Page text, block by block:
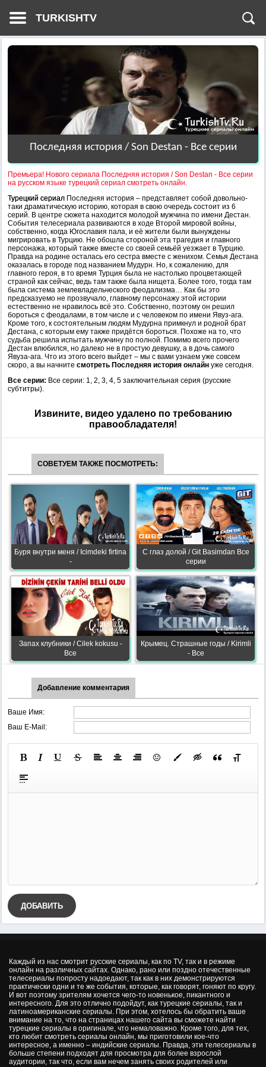
TURKISHTV
Последняя история / Son Destan - Все серии
Премьера! Нового cериала Последняя история / Son Destan - Все серии
на русском языке турецкий сериал смотреть онлайн.
Турецкий сериал Последняя история – представляет собой довольно-
таки драматическую историю, которая в свою очередь состоит из 6
серий. В центре сюжета находится молодой мужчина по имени Дестан.
События телесериала развиваются в ходе Второй мировой войны,
собственно, когда Югославия пала, и её жители были вынуждены
мигрировать в Турцию. Не обошла стороной эта трагедия и главного
персонажа, который также вместе со своей семьёй уезжает в Турцию.
Правда на родине осталась его сестра вместе с женихом. Семья Дестана
оказалась в городе под названием Мудурн. Но, к сожалению, для
главного героя, в то время Турция была не настолько процветающей
страной как сейчас, ведь там также была нищета. Более того, тогда там
была система землевладельческого феодализма… Как бы это
предсказуемо не прозвучало, главному персонажу этой истории
естественно не нравилось всё это. Собственно, поэтому он решил
бороться с феодалами, в том числе и с человеком по имени Явуз-ага.
Кроме того, к состоятельным людям Мудурна примкнул и родной брат
Дестана, с которым ему также придётся бороться. Похоже на то, что
судьба решила испытать мужчину по полной. Помимо всего прочего
Дестан влюбился, но далеко не в простую девушку, а в дочь самого
Явуза-ага. Что из этого всего выйдет – мы с вами узнаем уже совсем
скоро, а вы начните смотреть Последняя история онлайн уже сегодня.
Все серии: Все серии: 1, 2, 3, 4, 5 заключительная серия (русские
субтитры).
Извините, видео удалено по требованию
правообладателя!
СОВЕТУЕМ ТАКЖЕ ПОСМОТРЕТЬ:
Буря внутри меня / Icimdeki firtina
-
С глаз долой / Git Basimdan Все
серии
Запах клубники / Cilek kokusu -
Все
Крымец. Страшные годы / Kirimli
- Все
Добавление комментария
Ваше Имя:
Ваш E-Mail:
ДОБАВИТЬ
Каждый из нас смотрит русские сериалы, как по TV, так и в режиме
онлайн на различных сайтах. Однако, рано или поздно отечественные
телесериалы попросту надоедают, так как в них демонстрируются
практически одни и те же события, которые, как говорят, гоняют по кругу.
И вот поэтому зрителям хочется чего-то новенькое, пикантного и
интересного. Для это отлично подойдут, как турецкие сериалы, так и
латиноамериканские сериалы. При этом, хотелось бы обратить ваше
внимание на то, что на страницах нашего сайта вы сможете найти
турецкие сериалы в оригинале, что немаловажно. Кроме того, для тех,
кто любит смотреть сериалы онлайн, мы приготовили кое-что
интересное, а именно – индийские сериалы. Правда, эти телесериалы в
больше степени подходят для просмотра для более взрослой
аудитории, так что, если вам нечем занять своих родителей или